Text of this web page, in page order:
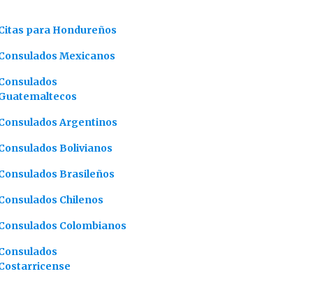
para Hondureños
Mexicanos
Argentinos
Bolivianos
Brasileños
Chilenos
Colombianos